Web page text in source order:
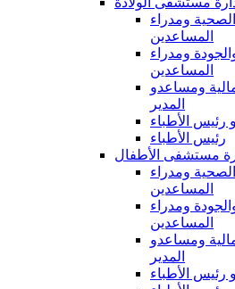
ومدراء
المساعدين
ومدراء
المساعدين
ومساعدو
المدير
رئيس الأطباء
رئيس الأطباء
مستشفى الأطفال
ومدراء
المساعدين
ومدراء
المساعدين
ومساعدو
المدير
رئيس الأطباء